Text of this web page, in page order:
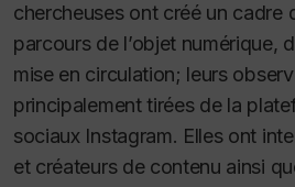
chercheuses ont créé un cadre
parcours de l’objet numérique,
mise en circulation; leurs
principalement tirées de la
sociaux Instagram. Elles ont
et créateurs de contenu ainsi